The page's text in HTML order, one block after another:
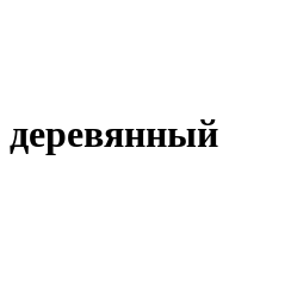
деревянный